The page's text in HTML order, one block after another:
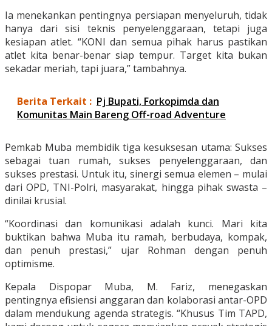
Ia menekankan pentingnya persiapan menyeluruh, tidak
hanya dari sisi teknis penyelenggaraan, tetapi juga
kesiapan atlet. “KONI dan semua pihak harus pastikan
atlet kita benar-benar siap tempur. Target kita bukan
sekadar meriah, tapi juara,” tambahnya.
Berita Terkait : Pj Bupati, Forkopimda dan
Komunitas Main Bareng Off-road Adventure
Pemkab Muba membidik tiga kesuksesan utama: Sukses
sebagai tuan rumah, sukses penyelenggaraan, dan
sukses prestasi. Untuk itu, sinergi semua elemen – mulai
dari OPD, TNI-Polri, masyarakat, hingga pihak swasta –
dinilai krusial.
“Koordinasi dan komunikasi adalah kunci. Mari kita
buktikan bahwa Muba itu ramah, berbudaya, kompak,
dan penuh prestasi,” ujar Rohman dengan penuh
optimisme.
Kepala Dispopar Muba, M. Fariz, menegaskan
pentingnya efisiensi anggaran dan kolaborasi antar-OPD
dalam mendukung agenda strategis. “Khusus Tim TAPD,